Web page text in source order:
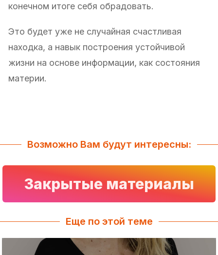
конечном итоге себя обрадовать.
Это будет уже не случайная счастливая
находка, а навык построения устойчивой
жизни на основе информации, как состояния
материи.
Возможно Вам будут интересны:
Закрытые материалы
Еще по этой теме